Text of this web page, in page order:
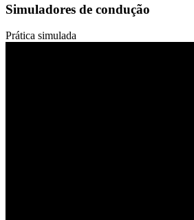
Simuladores de condução
Prática simulada